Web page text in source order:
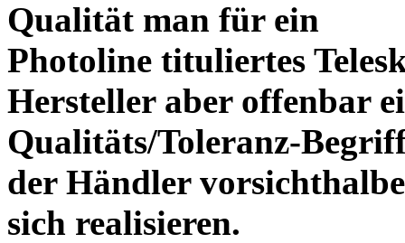
Qualität man für ein
Photoline tituliertes
Hersteller aber offenbar
Qualitäts/Toleranz-
der Händler
sich realisieren.